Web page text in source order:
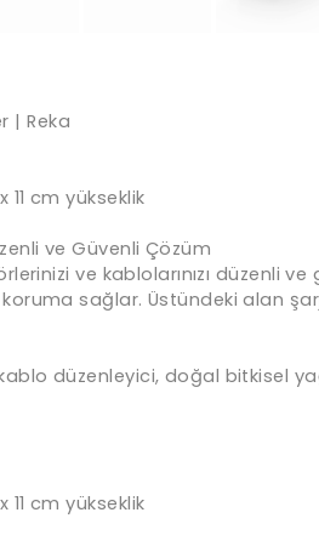
| Reka
cm yükseklik
ve Güvenli Çözüm
ve kablolarınızı düzenli
sağlar. Üstündeki alan
düzenleyici, doğal bitkisel
cm yükseklik